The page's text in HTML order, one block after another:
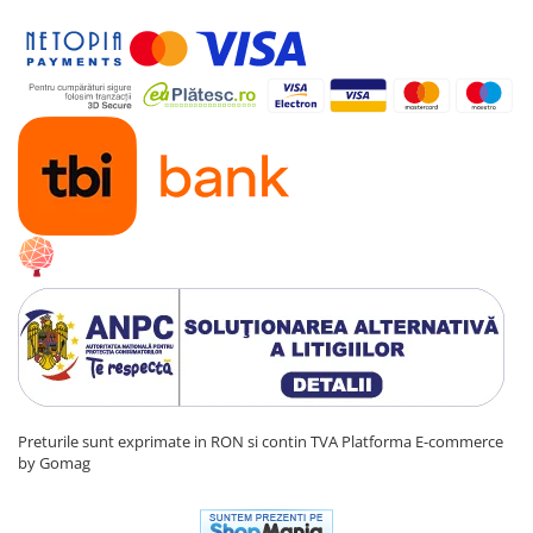
Preturile sunt exprimate in RON si contin TVA Platforma E-commerce
by Gomag